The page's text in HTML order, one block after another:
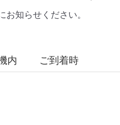
お知らせください。
内 ご到着時